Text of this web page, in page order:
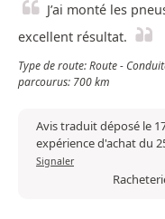
J’ai monté les
excellent résultat.
Type de route: Route -
parcourus: 700 km
Avis traduit déposé le
expérience d'achat du
Signaler